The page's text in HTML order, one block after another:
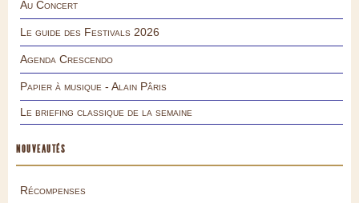
Au Concert
Le guide des Festivals 2026
Agenda Crescendo
Papier à musique - Alain Pâris
Le briefing classique de la semaine
NOUVEAUTÉS
Récompenses